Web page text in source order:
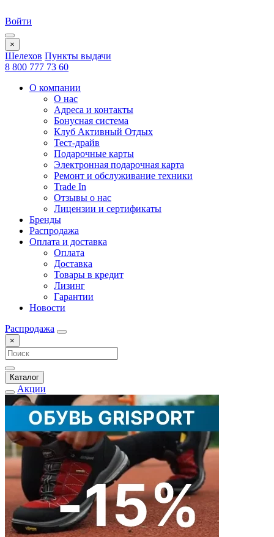
Войти
×
Шелехов Пункты выдачи
8 800 777 73 60
О компании
О нас
Адреса и контакты
Бонусная система
Клуб Активный Отдых
Тест-драйв
Подарочные карты
Электронная подарочная карта
Ремонт и обслуживание техники
Trade In
Отзывы о нас
Лицензии и сертификаты
Бренды
Распродажа
Оплата и доставка
Оплата
Доставка
Товары в кредит
Лизинг
Гарантии
Новости
Распродажа
×
Каталог
Акции